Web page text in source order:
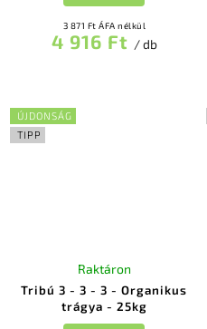
3 871 Ft ÁFA nélkül
4 916 Ft / db
ÚJDONSÁG
TIPP
Tribú 3 - 3 - 3 - Organikus
trágya - 25kg
Raktáron